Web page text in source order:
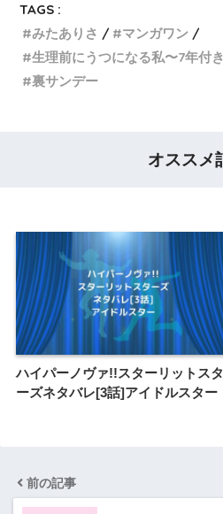
TAGS :
みたありさ
マンガワン
生理前にうつになる私〜7年付
裏サンデー
オススメ
ハイパーノヴァ!!スターリットスタ
ーズネタバレ[3話]アイドルスター
前の記事